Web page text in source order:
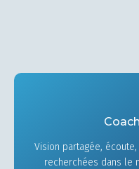
Vision partagée,
recherchées dans le